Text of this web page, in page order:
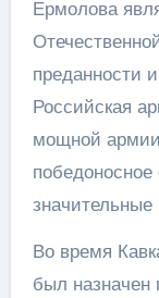
Ермолова
преданности
Российская
мощной
победоносное
значительные
Во время
был